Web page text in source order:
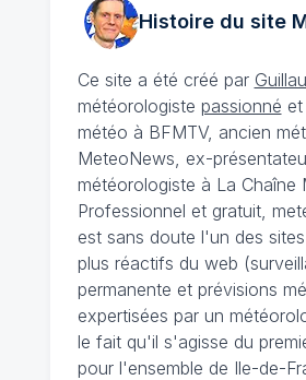
Histoire du site
Ce site a été créé par
météorologiste passionné
météo à BFMTV, ancien
MeteoNews, ex-
météorologiste à La Chaîne
Professionnel et gratuit,
est sans doute l'un des
plus réactifs du web
permanente et prévisions
expertisées par un
le fait qu'il s'agisse du
pour l'ensemble de Ile-de-